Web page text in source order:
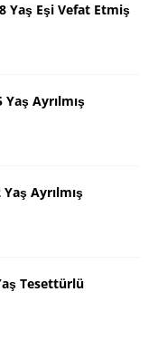
Yaş Eşi Vefat Etmiş
Ayrılmış
Ayrılmış
Tesettürlü